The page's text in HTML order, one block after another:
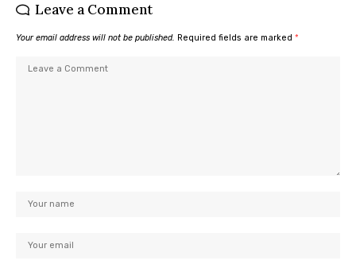
Leave a Comment
Your email address will not be published. Required fields are marked *